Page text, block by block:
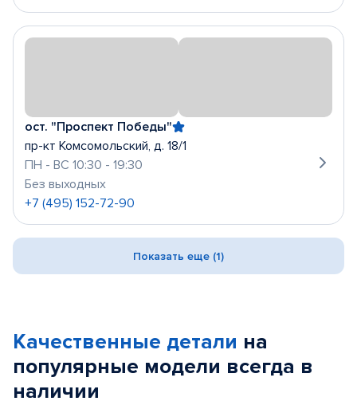
ост. "Проспект Победы"
пр-кт Комсомольский, д. 18/1
ПН - ВС 10:30 - 19:30
Без выходных
+7 (495) 152-72-90
Показать еще (1)
Качественные детали на
популярные модели всегда в
наличии